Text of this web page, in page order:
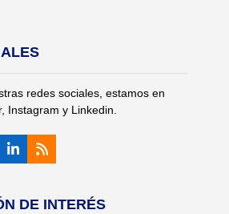
redes sociales, estamos en
Instagram y Linkedin.
LinkedIn
RSS
DE INTERÉS